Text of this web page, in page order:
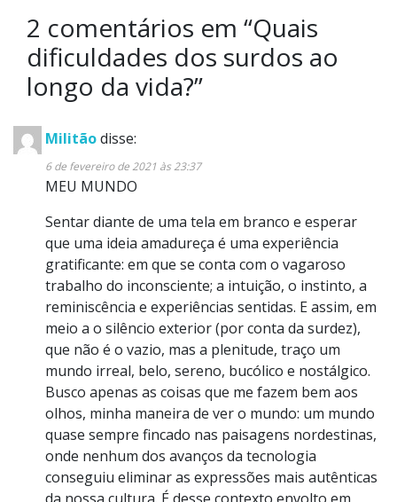
2 comentários em “Quais
dificuldades dos surdos ao
longo da vida?”
Militãodisse:
6 de fevereiro de 2021 às 23:37
MEU MUNDO
Sentar diante de uma tela em branco e esperar
que uma ideia amadureça é uma experiência
gratificante: em que se conta com o vagaroso
trabalho do inconsciente; a intuição, o instinto, a
reminiscência e experiências sentidas. E assim, em
meio a o silêncio exterior (por conta da surdez),
que não é o vazio, mas a plenitude, traço um
mundo irreal, belo, sereno, bucólico e nostálgico.
Busco apenas as coisas que me fazem bem aos
olhos, minha maneira de ver o mundo: um mundo
quase sempre fincado nas paisagens nordestinas,
onde nenhum dos avanços da tecnologia
conseguiu eliminar as expressões mais autênticas
da nossa cultura. É desse contexto envolto em